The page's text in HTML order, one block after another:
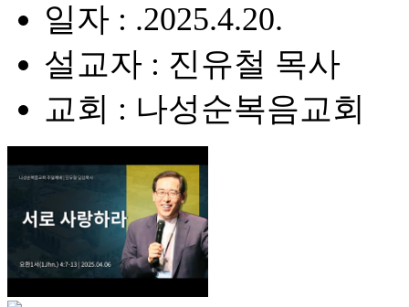
일자 : .2025.4.20.
설교자 : 진유철 목사
교회 : 나성순복음교회